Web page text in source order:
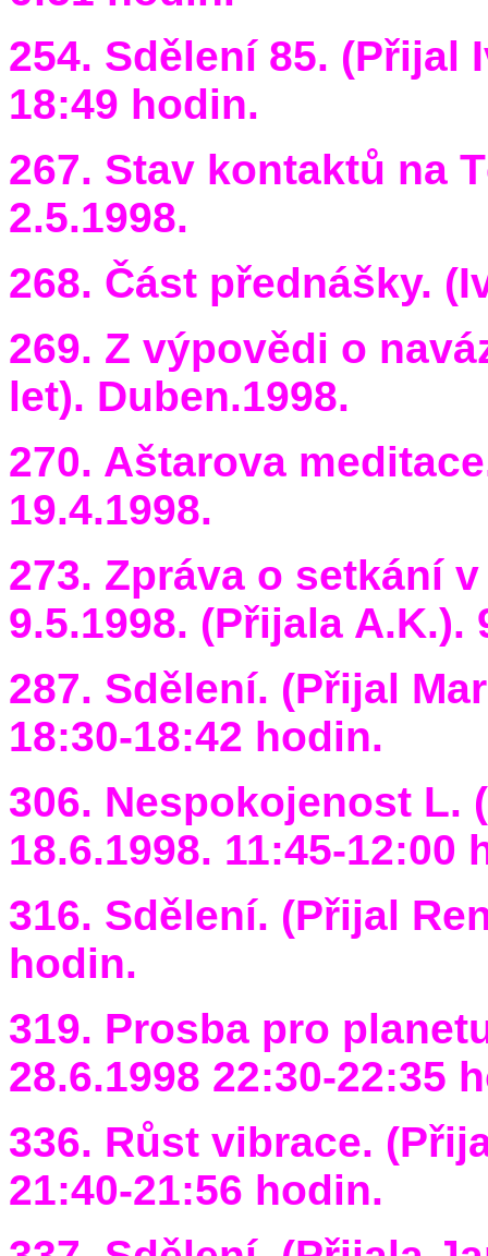
254. Sdělení 85. (Přijal
18:49 hodin.
267. Stav kontaktů na
2.5.1998.
268. Část přednášky.
269. Z výpovědi o
let). Duben.1998.
270. Aštarova
19.4.1998.
273. Zpráva o setkání
9.5.1998. (Přijala A.K.).
287. Sdělení. (Přijal
18:30-18:42 hodin.
306. Nespokojenost L.
18.6.1998. 11:45-12:00
316. Sdělení. (Přijal
hodin.
319. Prosba pro
28.6.1998 22:30-22:35
336. Růst vibrace.
21:40-21:56 hodin.